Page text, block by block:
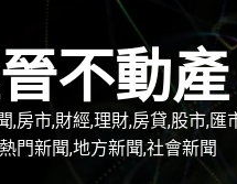
不動產
,房市,財經,理財,房貸,股市,匯
門新聞,地方新聞,社會新聞